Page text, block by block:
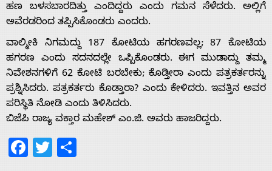
Contact
Us
ಹಣ ಬಳಸಬಾರದಿತ್ತು ಎಂದಿದ್ದರು ಎಂದು ಗಮನ ಸೆಳೆದರು. ಅಲ್ಲಿಗೆ
ಅವೆರಡರಿಂದ ತಪ್ಪಿಸಿಕೊಂಡರು ಎಂದರು.
ವಾಲ್ಮೀಕಿ ನಿಗಮದ್ದು 187 ಕೋಟಿಯ ಹಗರಣವಲ್ಲ; 87 ಕೋಟಿಯ
ಹಗರಣ ಎಂದು ಸದನದಲ್ಲೇ ಒಪ್ಪಿಕೊಂಡರು. ಈಗ ಮುಡಾದ್ದು ತಮ್ಮ
ನಿವೇಶನಗಳಿಗೆ 62 ಕೋಟಿ ಬರಬೇಕು; ಕೊಡ್ತೀರಾ ಎಂದು ಪತ್ರಕರ್ತರನ್ನು
ಪ್ರಶ್ನಿಸಿದರು. ಪತ್ರಕರ್ತರು ಕೊಡ್ತಾರಾ? ಎಂದು ಕೇಳಿದರು. ಇವತ್ತಿನ ಅವರ
ಪರಿಸ್ಥಿತಿ ನೋಡಿ ಎಂದು ತಿಳಿಸಿದರು.
ಬಿಜೆಪಿ ರಾಜ್ಯ ವಕ್ತಾರ ಮಹೇಶ್ ಎಂ.ಜಿ. ಅವರು ಹಾಜರಿದ್ದರು.
Facebook
Twitter